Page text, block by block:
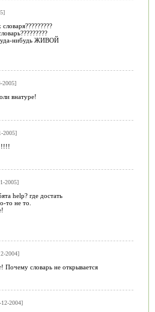
нибудь ЖИВОЙ
2005]
внатуре!
2005]
2005]
help? где достать
то не то.
2004]
Почему словарь не открывается
12-2004]